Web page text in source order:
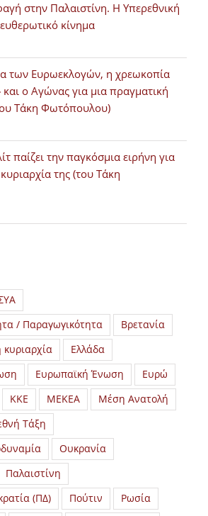
στην Παλαιστίνη. Η Υπερεθνική
κίνημα
των Ευρωεκλογών, η χρεωκοπία
και ο Αγώνας για μια πραγματική
Τάκη Φωτόπουλου)
παίζει την παγκόσμια ειρήνη για
της (του Τάκη
/ Παραγωγικότητα
Βρετανία
κυριαρχία
Ελλάδα
Ευρωπαϊκή Ένωση
Ευρώ
ΚΚΕ ΜΕΚΕΑ
Μέση Ανατολή
Τάξη
Ουκρανία
Παλαιστίνη
(ΠΔ)
Πούτιν
Ρωσία